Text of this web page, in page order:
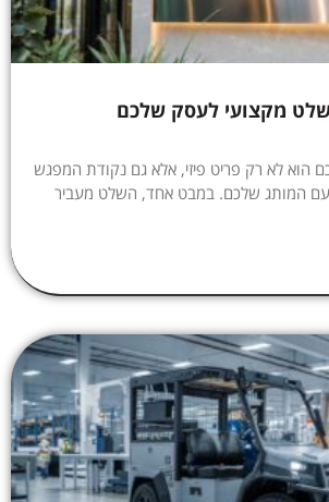
מקצועי לעסק שלכם
לא רק פריט פיזי, אלא גם נקודת המפגש
המותג שלכם. במבט אחד, השלט מעביר